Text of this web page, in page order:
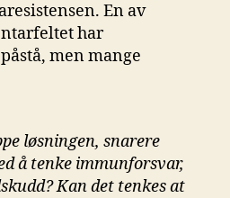
En av
har
men mange
løsningen, snarere
å tenke immunforsvar,
Kan det tenkes at